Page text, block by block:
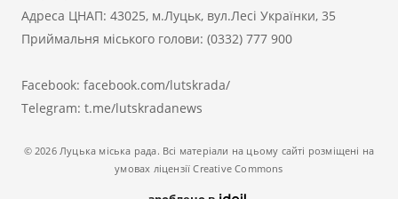
Адреса ЦНАП: 43025, м.Луцьк, вул.Лесі Українки, 35
Приймальня міського голови: (0332) 777 900
Facebook: facebook.com/lutskrada/
Telegram: t.me/lutskradanews
© 2026 Луцька міська рада. Всі матеріали на цьому сайті розміщені на
умовах ліцензії Creative Commons